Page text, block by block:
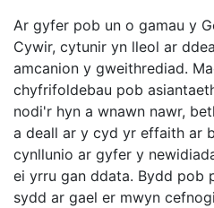
Ar gyfer pob un o gamau y
Cywir, cytunir yn lleol ar
amcanion y gweithrediad.
chyfrifoldebau pob
nodi'r hyn a wnawn nawr,
a deall ar y cyd yr effaith ar
cynllunio ar gyfer y
ei yrru gan ddata. Bydd pob
sydd ar gael er mwyn